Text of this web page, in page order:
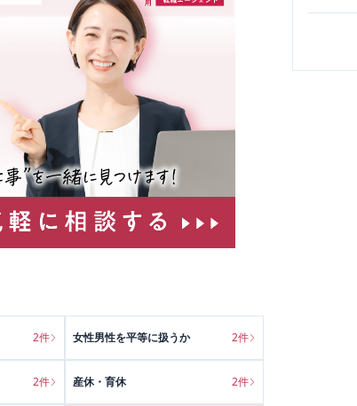
2件 女性男性を平等に扱うか 2件
2件 産休・育休 2件